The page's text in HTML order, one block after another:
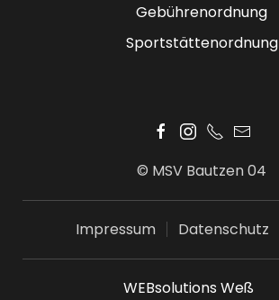
Gebührenordnung
Sportstättenordnung
© MSV Bautzen 04
Impressum Datenschutz
WEBsolutions Weß